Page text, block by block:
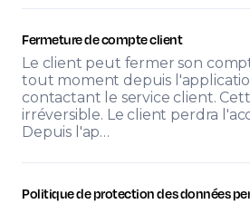
Fermeture de compte client
Le client peut fermer son
tout moment depuis
contactant le service client.
irréversible. Le client perdra
Depuis l'ap…
Politique de protection des données